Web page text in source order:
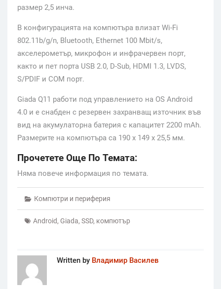
размер 2,5 инча.
В конфигурацията на компютъра влизат Wi-Fi
802.11b/g/n, Bluetooth, Ethernet 100 Mbit/s,
акселерометър, микрофон и инфрачервен порт,
както и пет порта USB 2.0, D-Sub, HDMI 1.3, LVDS,
S/PDIF и COM порт.
Giada Q11 работи под управлението на OS Android
4.0 и е снабден с резервен захранващ източник във
вид на акумулаторна батерия с капацитет 2200 mAh.
Размерите на компютъра са 190 x 149 x 25,5 мм.
Прочетете Още По Темата:
Няма повече информация по темата.
Компютри и периферия
Android, Giada, SSD, компютър
Written by Владимир Василев